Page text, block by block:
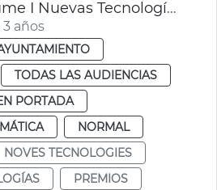
Premio Rei Jaume I Nuevas Tecnologías 2023
años
TODAS LAS AUDIENCIAS
PORTADA
NORMAL
NOVES TECNOLOGIES
PREMIOS